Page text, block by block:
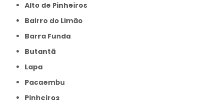
Alto de Pinheiros
Bairro do Limão
Barra Funda
Butantã
Lapa
Pacaembu
Pinheiros